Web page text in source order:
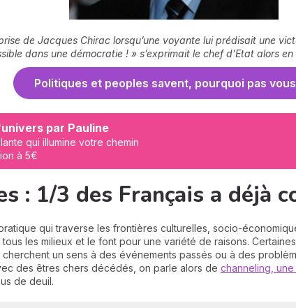
de Jacques Chirac lorsqu’une voyante lui prédisait une
dans une démocratie ! » s’exprimait le chef d’Etat alors
Politiques et peoples savent, pourquoi pas
par Pauline
qui illumine votre chemin
à 5€
: 1/3 des Français a déjà
qui traverse les frontières culturelles, socio-
les milieux et le font pour une variété de raisons.
un sens à des événements passés ou à des
des êtres chers décédés, on parle alors de channeling,
de deuil.